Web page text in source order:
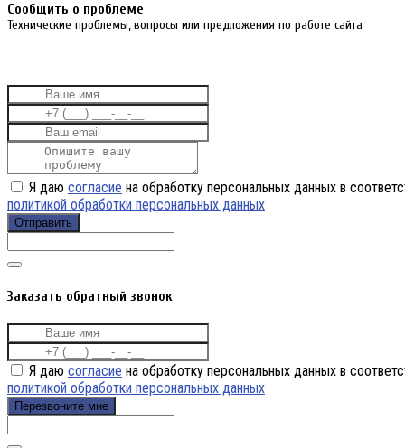
Cообщить о проблеме
Технические проблемы, вопросы или предложения по работе сайта
Я даю согласие на обработку персональных данных в
политикой обработки персональных данных
Отправить
Заказать обратный звонок
Я даю согласие на обработку персональных данных в
политикой обработки персональных данных
Перезвоните мне